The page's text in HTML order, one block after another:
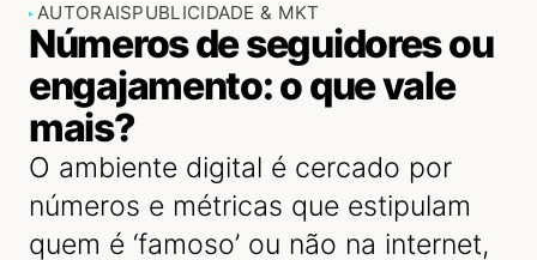
AUTORAISPUBLICIDADE & MKT
Números de seguidores ou
engajamento: o que vale
mais?
O ambiente digital é cercado por
números e métricas que estipulam
quem é ‘famoso’ ou não na internet,